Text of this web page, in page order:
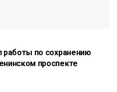
работы по сохранению
проспекте